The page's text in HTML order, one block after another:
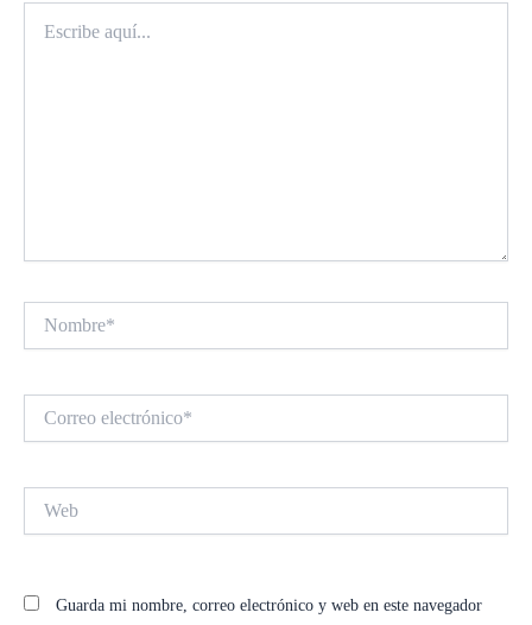
aquí...
electrónico*
Guarda mi nombre, correo electrónico y web en este navegador